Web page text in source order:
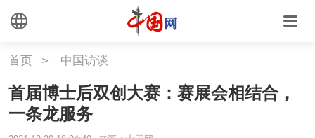
首页 > 中国访谈
首届博士后双创大赛：赛展会相结合，
一条龙服务